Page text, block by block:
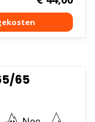
65